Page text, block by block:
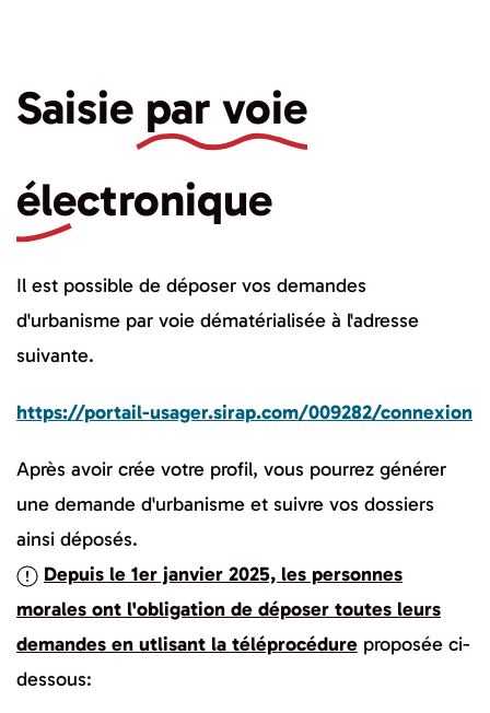
Saisie par voie
électronique
Il est possible de déposer vos demandes
d'urbanisme par voie dématérialisée à l'adresse
suivante.
https://portail-usager.sirap.com/009282/connexion
Après avoir crée votre profil, vous pourrez générer
une demande d'urbanisme et suivre vos dossiers
ainsi déposés.
Depuis le 1er janvier 2025, les personnes
morales ont l'obligation de déposer toutes leurs
demandes en utlisant la téléprocédure proposée ci-
dessous: